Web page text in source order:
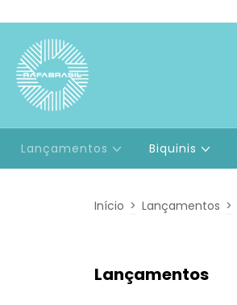
Lançamentos Biquinis
Início > Lançamentos >
Lançamentos